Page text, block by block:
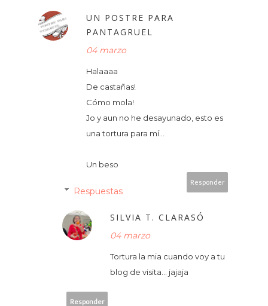
UN POSTRE PARA
PANTAGRUEL
04 marzo
Halaaaa
De castañas!
Cómo mola!
Jo y aun no he desayunado, esto es
una tortura para mí...
Un beso
Responder
Respuestas
SILVIA T. CLARASÓ
04 marzo
Tortura la mia cuando voy a tu
blog de visita... jajaja
Responder